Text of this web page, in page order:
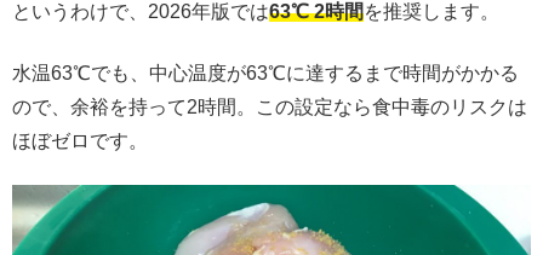
というわけで、2026年版では63℃ 2時間を推奨します。
水温63℃でも、中心温度が63℃に達するまで時間がかかる
ので、余裕を持って2時間。この設定なら食中毒のリスクは
ほぼゼロです。